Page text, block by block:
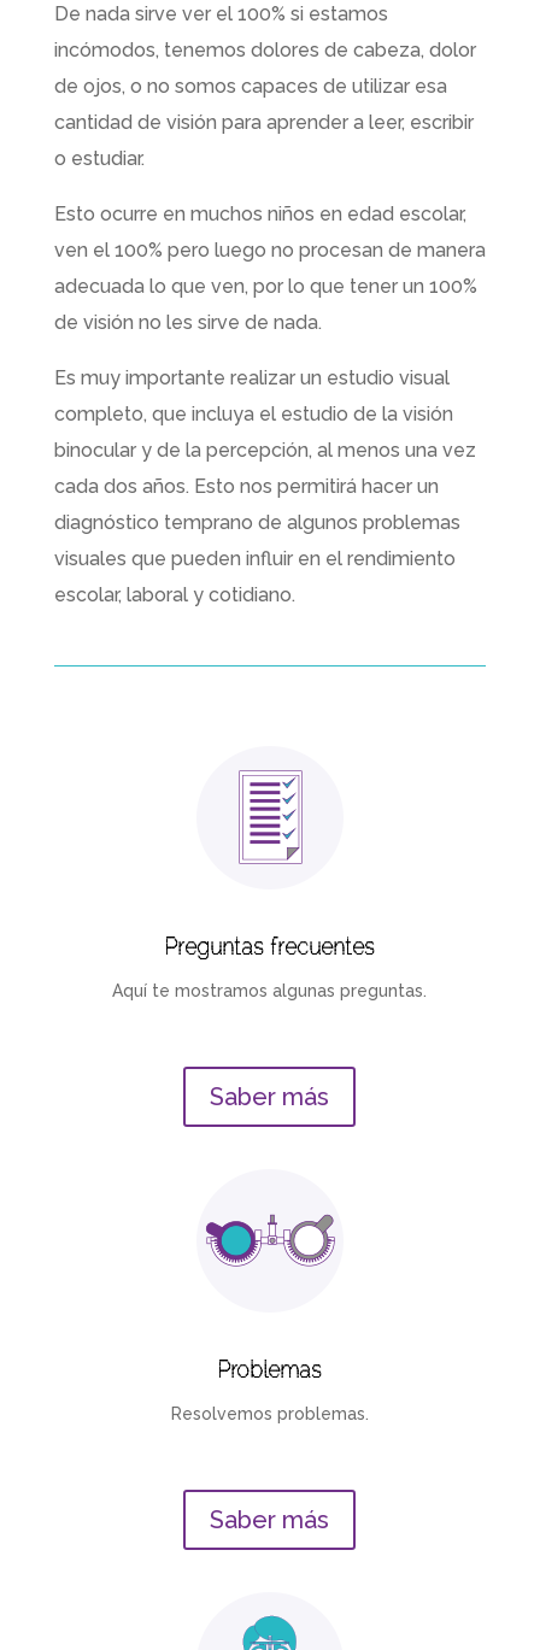
De nada sirve ver el 100% si estamos
incómodos, tenemos dolores de cabeza, dolor
de ojos, o no somos capaces de utilizar esa
cantidad de visión para aprender a leer, escribir
o estudiar.
Esto ocurre en muchos niños en edad escolar,
ven el 100% pero luego no procesan de manera
adecuada lo que ven, por lo que tener un 100%
de visión no les sirve de nada.
Es muy importante realizar un estudio visual
completo, que incluya el estudio de la visión
binocular y de la percepción, al menos una vez
cada dos años. Esto nos permitirá hacer un
diagnóstico temprano de algunos problemas
visuales que pueden influir en el rendimiento
escolar, laboral y cotidiano.
Preguntas frecuentes
Aquí te mostramos algunas preguntas.
Saber más
Problemas
Resolvemos problemas.
Saber más